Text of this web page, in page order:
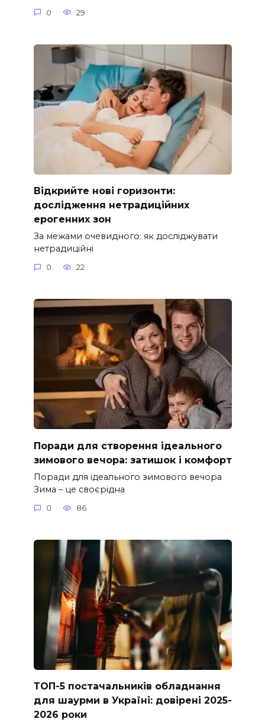
0 29
Відкрийте нові горизонти:
дослідження нетрадиційних
ерогенних зон
За межами очевидного: як досліджувати
нетрадиційні
0 22
Поради для створення ідеального
зимового вечора: затишок і комфорт
Поради для ідеального зимового вечора
Зима – це своєрідна
0 86
ТОП-5 постачальників обладнання
для шаурми в Україні: довірені 2025-
2026 роки